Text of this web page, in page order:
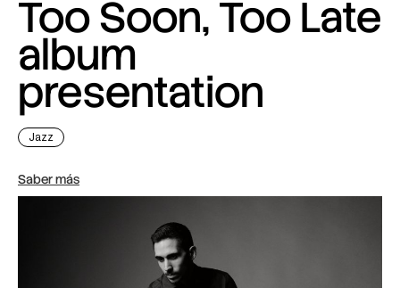
Too Soon, Too Late
album
presentation
Jazz
Saber más